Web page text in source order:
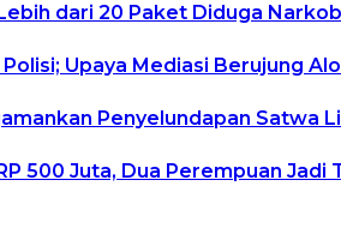
dari 20 Paket Diduga
Upaya Mediasi Berujung
Penyelundapan Satwa
500 Juta, Dua Perempuan Jadi